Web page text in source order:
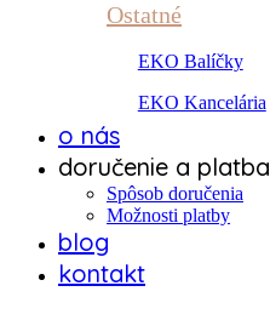
Ostatné
EKO Balíčky
EKO Kancelária
o nás
doručenie a platba
Spôsob doručenia
Možnosti platby
blog
kontakt